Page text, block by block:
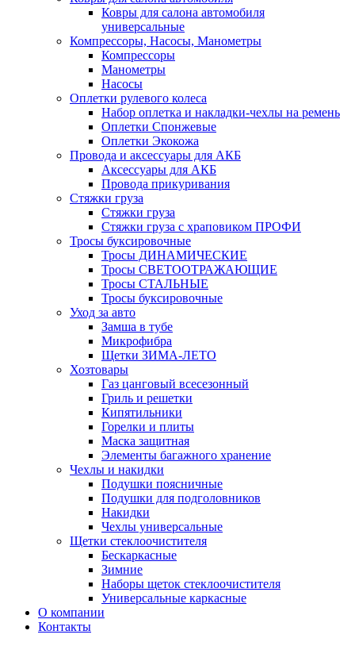
Ковры для салона автомобиля
универсальные
Компрессоры, Насосы, Манометры
Компрессоры
Манометры
Насосы
Оплетки рулевого колеса
Набор оплетка и накладки-чехлы на ремень
Оплетки Спонжевые
Оплетки Экокожа
Провода и аксессуары для АКБ
Аксессуары для АКБ
Провода прикуривания
Стяжки груза
Стяжки груза
Стяжки груза с храповиком ПРОФИ
Тросы буксировочные
Тросы ДИНАМИЧЕСКИЕ
Тросы СВЕТООТРАЖАЮЩИЕ
Тросы СТАЛЬНЫЕ
Тросы буксировочные
Уход за авто
Замша в тубе
Микрофибра
Щетки ЗИМА-ЛЕТО
Хозтовары
Газ цанговый всесезонный
Гриль и решетки
Кипятильники
Горелки и плиты
Маска защитная
Элементы багажного хранение
Чехлы и накидки
Подушки поясничные
Подушки для подголовников
Накидки
Чехлы универсальные
Щетки стеклоочистителя
Бескаркасные
Зимние
Наборы щеток стеклоочистителя
Универсальные каркасные
О компании
Контакты